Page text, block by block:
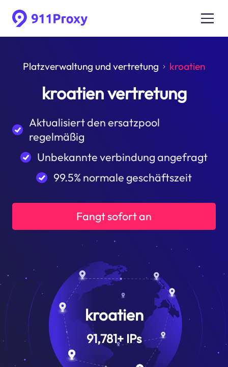
Platzverwaltung und vertretung kroatien
kroatien vertretung
Aktualisiert den ersatzpool
regelmäßig
Unbekannte verbindung angefragt
99.5% normale geschäftszeit
Fangt sofort an
kroatien
91,781+ IPs